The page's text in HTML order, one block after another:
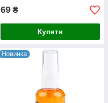
69 ₴
Купити
Новинка